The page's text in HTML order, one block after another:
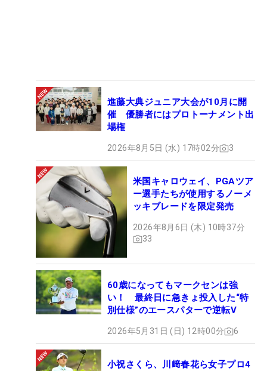
進藤大典ジュニア大会が10月に開
催 優勝者にはプロトーナメント出
場権
2026年8月5日 (水) 17時02分 3
米国キャロウェイ、PGAツア
ー選手たちが使用するノーメ
ッキブレードを限定発売
2026年8月6日 (木) 10時37分
33
60歳になってもマークセンは強
い！ 最終日に急きょ投入した“特
別仕様”のエースパターで逆転V
2026年5月31日 (日) 12時00分 6
小祝さくら、川﨑春花ら女子プロ4